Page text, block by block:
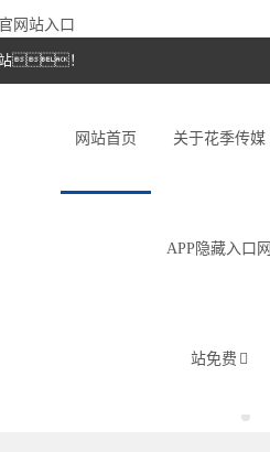
网站入口
站！
网站首页 关于花季传媒
APP隐藏入口网
站免费